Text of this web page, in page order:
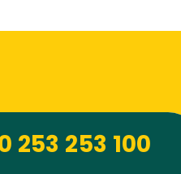
253 253 100